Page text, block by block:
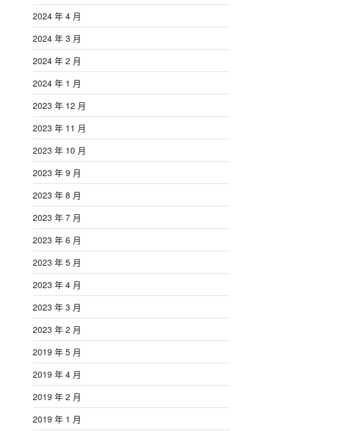
2024 年 4 月
2024 年 3 月
2024 年 2 月
2024 年 1 月
2023 年 12 月
2023 年 11 月
2023 年 10 月
2023 年 9 月
2023 年 8 月
2023 年 7 月
2023 年 6 月
2023 年 5 月
2023 年 4 月
2023 年 3 月
2023 年 2 月
2019 年 5 月
2019 年 4 月
2019 年 2 月
2019 年 1 月